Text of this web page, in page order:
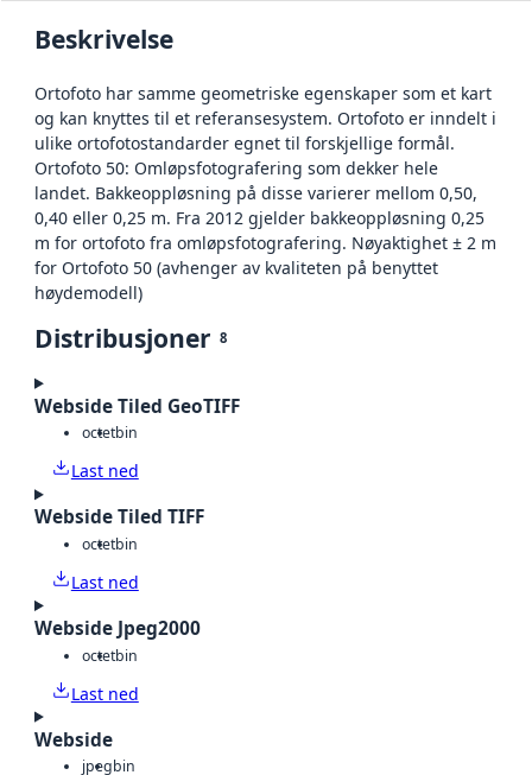
Beskrivelse
Ortofoto har samme geometriske egenskaper som et kart
og kan knyttes til et referansesystem. Ortofoto er inndelt i
ulike ortofotostandarder egnet til forskjellige formål.
Ortofoto 50: Omløpsfotografering som dekker hele
landet. Bakkeoppløsning på disse varierer mellom 0,50,
0,40 eller 0,25 m. Fra 2012 gjelder bakkeoppløsning 0,25
m for ortofoto fra omløpsfotografering. Nøyaktighet ± 2 m
for Ortofoto 50 (avhenger av kvaliteten på benyttet
høydemodell)
Distribusjoner 8
Webside Tiled GeoTIFF
octetbin
Last ned
Webside Tiled TIFF
octetbin
Last ned
Webside Jpeg2000
octetbin
Last ned
Webside
jpegbin